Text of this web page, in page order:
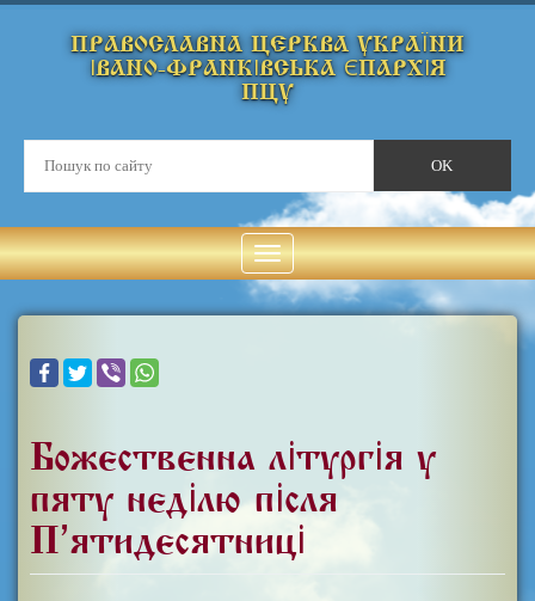
ПРАВОСЛАВНА ЦЕРКВА УКРАЇНИ
ІВАНО-ФРАНКІВСЬКА ЄПАРХІЯ
ПЦУ
Божественна літургія у
п'яту неділю після
П’ятидесятниці